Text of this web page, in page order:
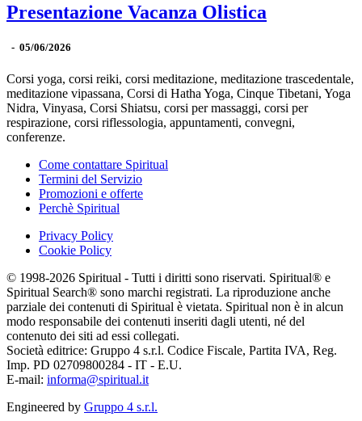
Presentazione Vacanza Olistica
- 05/06/2026
Corsi yoga, corsi reiki, corsi meditazione, meditazione trascedentale,
meditazione vipassana, Corsi di Hatha Yoga, Cinque Tibetani, Yoga
Nidra, Vinyasa, Corsi Shiatsu, corsi per massaggi, corsi per
respirazione, corsi riflessologia, appuntamenti, convegni,
conferenze.
Come contattare Spiritual
Termini del Servizio
Promozioni e offerte
Perchè Spiritual
Privacy Policy
Cookie Policy
© 1998-2026 Spiritual - Tutti i diritti sono riservati. Spiritual® e
Spiritual Search® sono marchi registrati. La riproduzione anche
parziale dei contenuti di Spiritual è vietata. Spiritual non è in alcun
modo responsabile dei contenuti inseriti dagli utenti, né del
contenuto dei siti ad essi collegati.
Società editrice: Gruppo 4 s.r.l. Codice Fiscale, Partita IVA, Reg.
Imp. PD 02709800284 - IT - E.U.
E-mail: informa@spiritual.it
Engineered by Gruppo 4 s.r.l.